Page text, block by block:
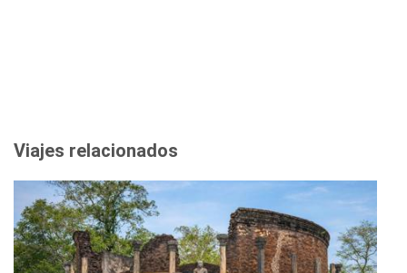
Viajes relacionados